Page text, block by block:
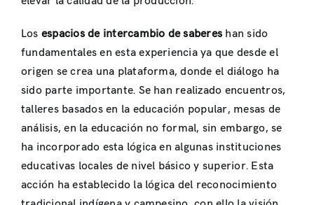
Los espacios de intercambio de saberes han sido
fundamentales en esta experiencia ya que desde el
origen se crea una plataforma, donde el diálogo ha
sido parte importante. Se han realizado encuentros,
talleres basados en la educación popular, mesas de
análisis, en la educación no formal, sin embargo, se
ha incorporado esta lógica en algunas instituciones
educativas locales de nivel básico y superior. Esta
acción ha establecido la lógica del reconocimiento